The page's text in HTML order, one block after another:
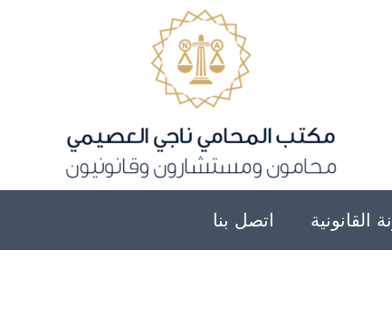
القانونية اتصل بنا